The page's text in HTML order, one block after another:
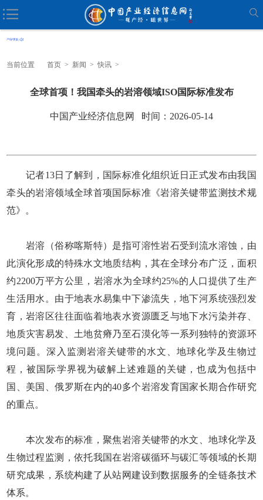
当前位置 首页 > 新闻 > 快讯 >
全球首项！我国牵头的岩溶领域ISO国际标准发布
中国产业经济信息网 时间：2026-05-14
记者13日了解到，国际标准化组织近日正式发布由我国
牵头的岩溶领域全球首项国际标准《岩溶关键带监测技术规
范》。
岩溶（俗称喀斯特）是指可溶性岩石受到流水溶蚀，由
此演化形成的特殊水文地质结构，其在全球分布广泛，面积
约2200万平方公里，岩溶水为全球约25%的人口提供了生产
生活用水。由于地表水易集中下渗流失，地下河系统强烈发
育，岩溶区往往面临着地表水资源匮乏与地下水污染并存、
地质灾害易发、土地贫瘠乃至石漠化等一系列独特的资源环
境问题。深入监测岩溶关键带的水文、地球化学及生物过
程，被国际学界视为破解上述难题的关键，也成为包括中
国、美国、俄罗斯在内的40多个岩溶发育国家长期合作研究
的重点。
本次发布的标准，聚焦岩溶关键带的水文、地球化学及
生物过程监测，依托我国在岩溶碳循环与碳汇等领域的长期
研究成果，系统构建了从站网建设到数据服务的全链条技术
体系。